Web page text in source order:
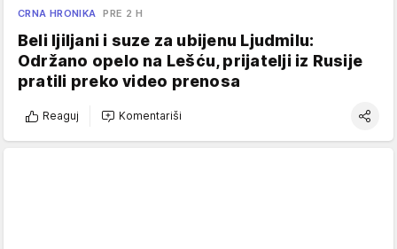
CRNA HRONIKA PRE 2 H
Beli ljiljani i suze za ubijenu Ljudmilu:
Održano opelo na Lešću, prijatelji iz Rusije
pratili preko video prenosa
Reaguj Komentariši